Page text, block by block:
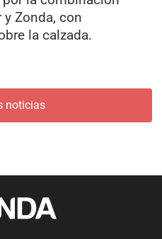
y Zonda, con
la calzada.
noticias